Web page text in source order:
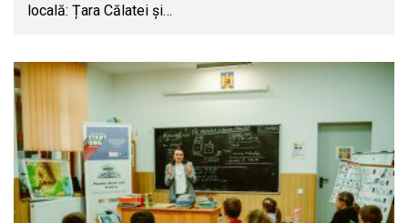
locală: Țara Călatei și…